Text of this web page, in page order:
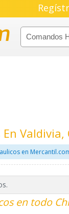
Valdivia,
en
en todo